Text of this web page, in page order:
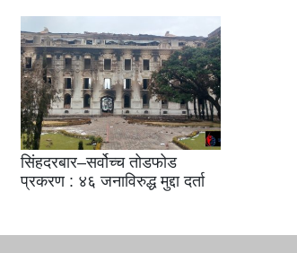
सिंहदरबार–सर्वोच्च तोडफोड
प्रकरण : ४६ जनाविरुद्ध मुद्दा दर्ता